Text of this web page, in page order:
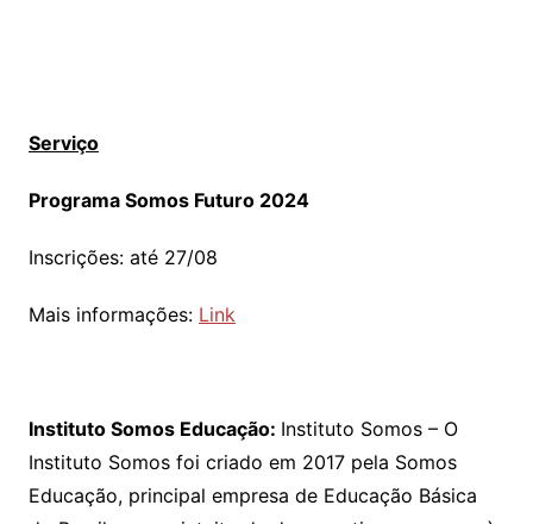
Serviço
Programa Somos Futuro 2024
Inscrições: até 27/08
Mais informações: Link
Instituto Somos Educação: Instituto Somos – O
Instituto Somos foi criado em 2017 pela Somos
Educação, principal empresa de Educação Básica